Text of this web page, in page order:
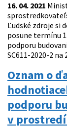
16. 04. 2021
Ľudské zdroje si
posune termínu
podporu
SC611-2020-2 na
Oznam o
podporu
v prostredí